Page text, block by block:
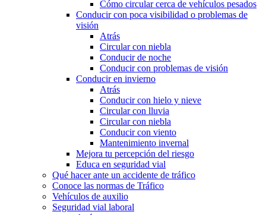
Cómo circular cerca de vehículos pesados
Conducir con poca visibilidad o problemas de
visión
Atrás
Circular con niebla
Conducir de noche
Conducir con problemas de visión
Conducir en invierno
Atrás
Conducir con hielo y nieve
Circular con lluvia
Circular con niebla
Conducir con viento
Mantenimiento invernal
Mejora tu percepción del riesgo
Educa en seguridad vial
Qué hacer ante un accidente de tráfico
Conoce las normas de Tráfico
Vehículos de auxilio
Seguridad vial laboral